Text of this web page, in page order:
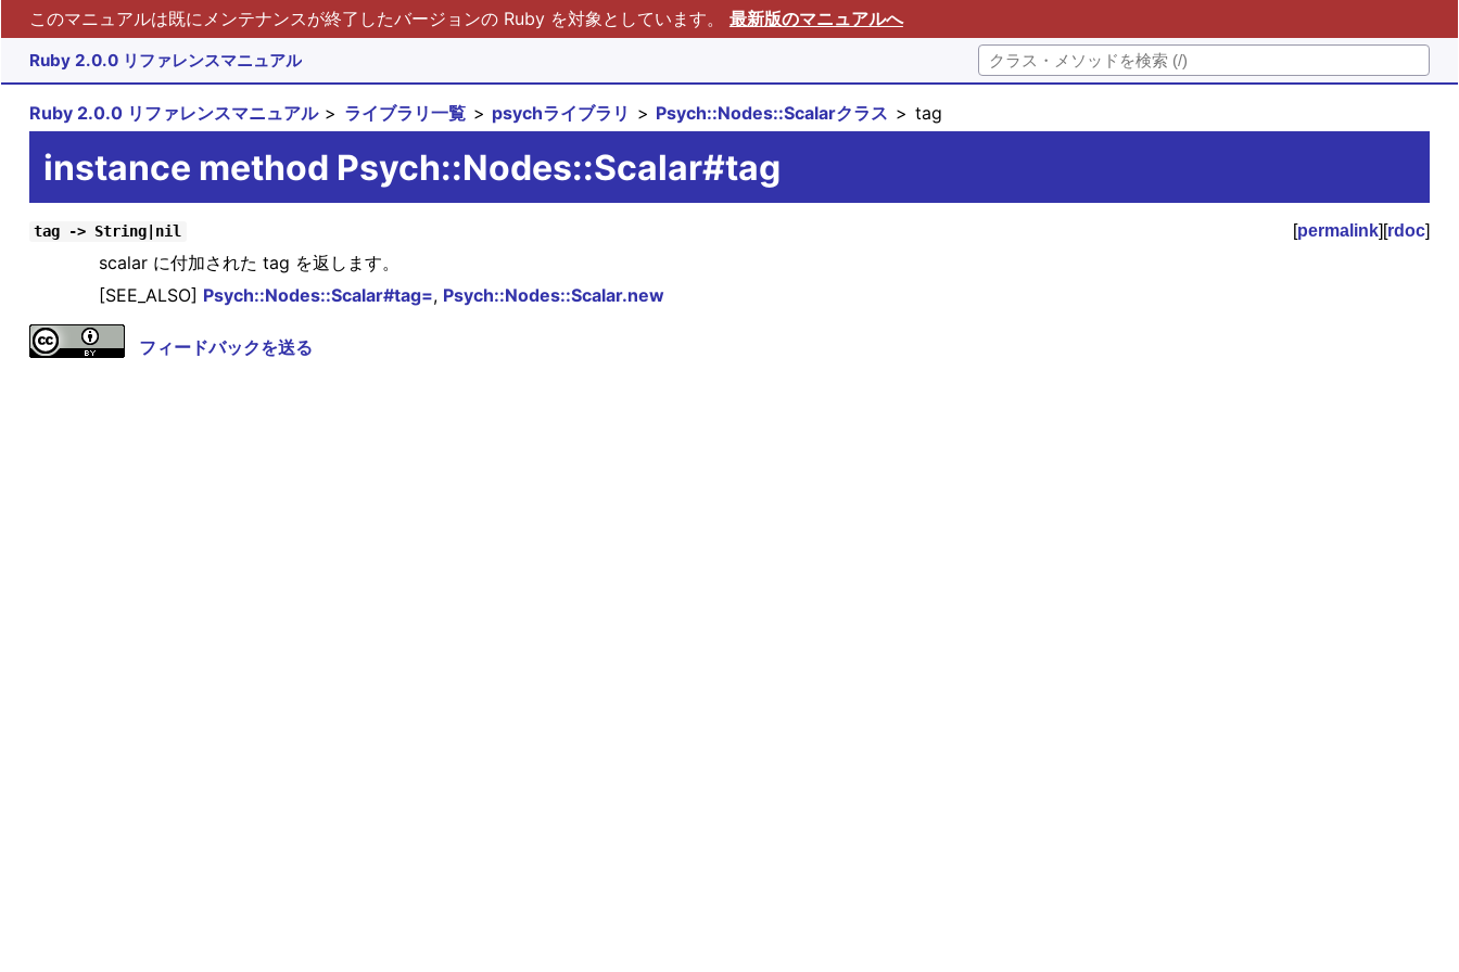
このマニュアルは既にメンテナンスが終了したバージョンの Ruby を対象としています。 最新版のマニュアルへ
Ruby 2.0.0 リファレンスマニュアル
Ruby 2.0.0 リファレンスマニュアル ライブラリ一覧 psychライブラリ Psych::Nodes::Scalarクラス tag
instance method Psych::Nodes::Scalar#tag
tag -> String|nil [permalink][rdoc]
scalar に付加された tag を返します。
[SEE_ALSO] Psych::Nodes::Scalar#tag=, Psych::Nodes::Scalar.new
フィードバックを送る